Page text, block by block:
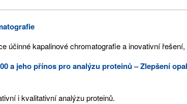
účinné kapalinové chromatografie a inovativní
a jeho přínos pro analýzu proteinů – Zlepšení
i kvalitativní analýzu proteinů.